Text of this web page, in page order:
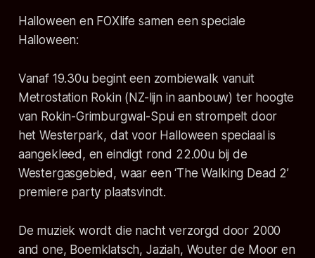
Halloween en FOXlife samen een speciale
Halloween:
Vanaf 19.30u begint een zombiewalk vanuit
Metrostation Rokin (NZ-lijn in aanbouw) ter hoogte
van Rokin-Grimburgwal-Spui en strompelt door
het Westerpark, dat voor Halloween speciaal is
aangekleed, en eindigt rond 22.00u bij de
Westergasgebied, waar een ‘The Walking Dead 2’
premiere party plaatsvindt.
De muziek wordt die nacht verzorgd door 2000
and one, Boemklatsch, Jaziah, Wouter de Moor en